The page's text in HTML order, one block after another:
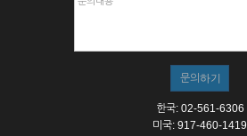
한국: 02-561-6306
미국: 917-460-1419